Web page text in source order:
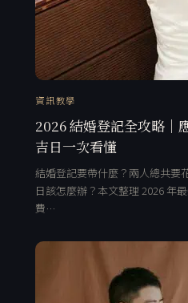
資訊教學
2026 結婚登記全攻略｜
吉日一次看懂
結婚登記要帶什麼？兩人總共要
日該怎麼辦？本文整理 2026 年
費…